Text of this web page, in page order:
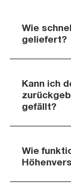
Wie
geliefert?
Kann ich
gefällt?
Wie